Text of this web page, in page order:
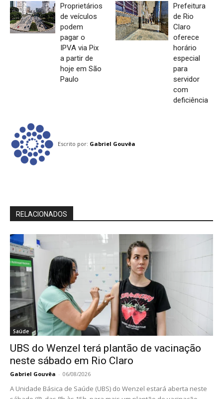
Proprietários
de veículos
podem
pagar o
IPVA via Pix
a partir de
hoje em São
Paulo
Prefeitura
de Rio
Claro
oferece
horário
especial
para
servidor
com
deficiência
Escrito por: Gabriel Gouvêa
RELACIONADOS
Saúde
UBS do Wenzel terá plantão de vacinação
neste sábado em Rio Claro
Gabriel Gouvêa - 06/08/2026
A Unidade Básica de Saúde (UBS) do Wenzel estará aberta neste